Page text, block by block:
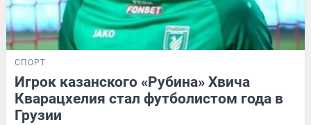
СПОРТ
Игрок казанского «Рубина» Хвича
Кварацхелия стал футболистом года в
Грузии